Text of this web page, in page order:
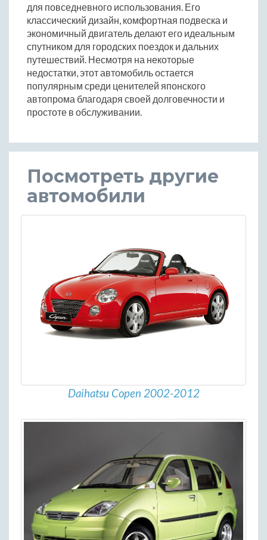
для повседневного использования. Его
классический дизайн, комфортная подвеска и
экономичный двигатель делают его идеальным
спутником для городских поездок и дальних
путешествий. Несмотря на некоторые
недостатки, этот автомобиль остается
популярным среди ценителей японского
автопрома благодаря своей долговечности и
простоте в обслуживании.
Посмотреть другие
автомобили
Daihatsu Copen 2002-2012